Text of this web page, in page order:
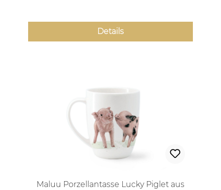
Details
Maluu Porzellantasse Lucky Piglet aus